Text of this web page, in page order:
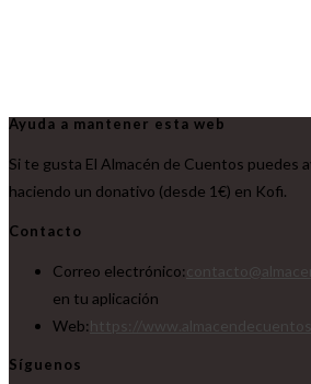
Ayuda a mantener esta web
Si te gusta El Almacén de Cuentos puedes
haciendo un donativo (desde 1€) en Kofi.
Contacto
Correo electrónico:
en tu aplicación
Web:
Síguenos